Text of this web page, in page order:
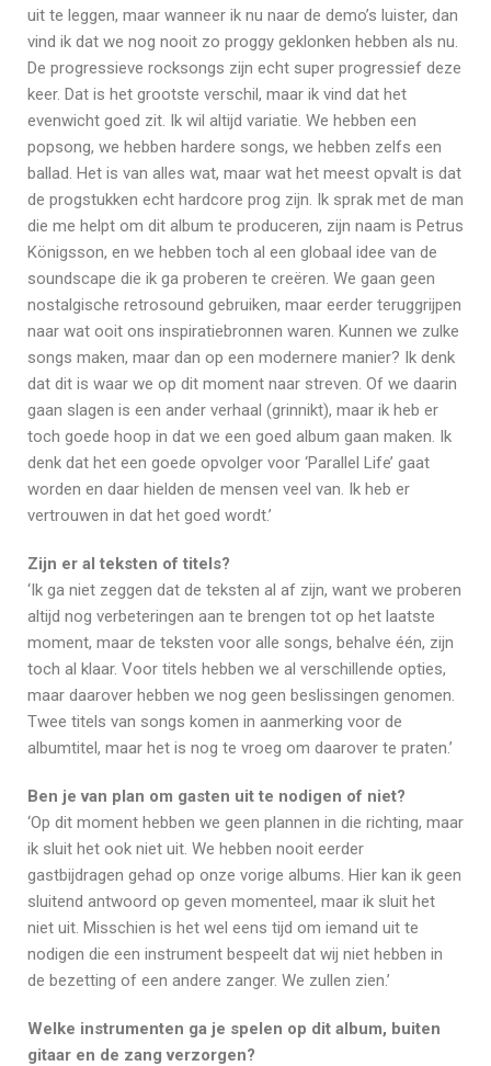
uit te leggen, maar wanneer ik nu naar de demo’s luister, dan
vind ik dat we nog nooit zo proggy geklonken hebben als nu.
De progressieve rocksongs zijn echt super progressief deze
keer. Dat is het grootste verschil, maar ik vind dat het
evenwicht goed zit. Ik wil altijd variatie. We hebben een
popsong, we hebben hardere songs, we hebben zelfs een
ballad. Het is van alles wat, maar wat het meest opvalt is dat
de progstukken echt hardcore prog zijn. Ik sprak met de man
die me helpt om dit album te produceren, zijn naam is Petrus
Königsson, en we hebben toch al een globaal idee van de
soundscape die ik ga proberen te creëren. We gaan geen
nostalgische retrosound gebruiken, maar eerder teruggrijpen
naar wat ooit ons inspiratiebronnen waren. Kunnen we zulke
songs maken, maar dan op een modernere manier? Ik denk
dat dit is waar we op dit moment naar streven. Of we daarin
gaan slagen is een ander verhaal (grinnikt), maar ik heb er
toch goede hoop in dat we een goed album gaan maken. Ik
denk dat het een goede opvolger voor ‘Parallel Life’ gaat
worden en daar hielden de mensen veel van. Ik heb er
vertrouwen in dat het goed wordt.’
Zijn er al teksten of titels?
‘Ik ga niet zeggen dat de teksten al af zijn, want we proberen
altijd nog verbeteringen aan te brengen tot op het laatste
moment, maar de teksten voor alle songs, behalve één, zijn
toch al klaar. Voor titels hebben we al verschillende opties,
maar daarover hebben we nog geen beslissingen genomen.
Twee titels van songs komen in aanmerking voor de
albumtitel, maar het is nog te vroeg om daarover te praten.’
Ben je van plan om gasten uit te nodigen of niet?
‘Op dit moment hebben we geen plannen in die richting, maar
ik sluit het ook niet uit. We hebben nooit eerder
gastbijdragen gehad op onze vorige albums. Hier kan ik geen
sluitend antwoord op geven momenteel, maar ik sluit het
niet uit. Misschien is het wel eens tijd om iemand uit te
nodigen die een instrument bespeelt dat wij niet hebben in
de bezetting of een andere zanger. We zullen zien.’
Welke instrumenten ga je spelen op dit album, buiten
gitaar en de zang verzorgen?